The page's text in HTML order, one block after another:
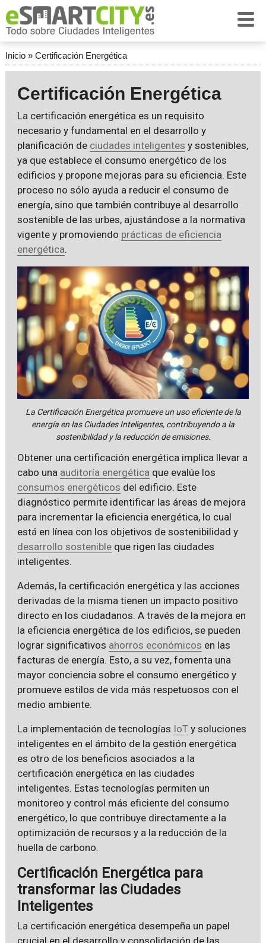
Inicio» Certificación Energética
Certificación Energética
La certificación energética es un requisito
necesario y fundamental en el desarrollo y
planificación de ciudades inteligentes y sostenibles,
ya que establece el consumo energético de los
edificios y propone mejoras para su eficiencia. Este
proceso no sólo ayuda a reducir el consumo de
energía, sino que también contribuye al desarrollo
sostenible de las urbes, ajustándose a la normativa
vigente y promoviendo prácticas de eficiencia
energética.
La Certificación Energética promueve un uso eficiente de la
energía en las Ciudades Inteligentes, contribuyendo a la
sostenibilidad y la reducción de emisiones.
Obtener una certificación energética implica llevar a
cabo una auditoría energética que evalúe los
consumos energéticos del edificio. Este
diagnóstico permite identificar las áreas de mejora
para incrementar la eficiencia energética, lo cual
está en línea con los objetivos de sostenibilidad y
desarrollo sostenibleque rigen las ciudades
inteligentes.
Además, la certificación energética y las acciones
derivadas de la misma tienen un impacto positivo
directo en los ciudadanos. A través de la mejora en
la eficiencia energética de los edificios, se pueden
lograr significativos ahorros económicos en las
facturas de energía. Esto, a su vez, fomenta una
mayor conciencia sobre el consumo energético y
promueve estilos de vida más respetuosos con el
medio ambiente.
La implementación de tecnologías IoTy soluciones
inteligentes en el ámbito de la gestión energética
es otro de los beneficios asociados a la
certificación energética en las ciudades
inteligentes. Estas tecnologías permiten un
monitoreo y control más eficiente del consumo
energético, lo que contribuye directamente a la
optimización de recursos y a la reducción de la
huella de carbono.
Certificación Energética para
transformar las Ciudades
Inteligentes
La certificación energética desempeña un papel
crucial en el desarrollo y consolidación de las